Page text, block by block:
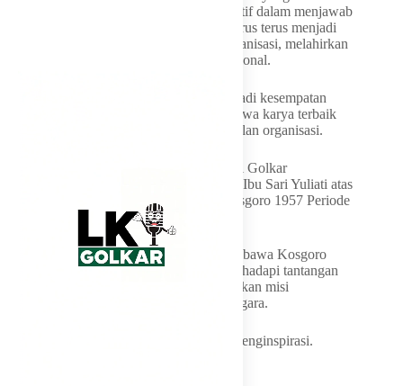
akan semakin memperkuat kapasitas kolektif dalam menjawab
kebutuhan rakyat. Semangat kekaryaan harus terus menjadi
energi yang menggerakkan kerja-kerja organisasi, melahirkan
inovasi, serta memperkokoh persatuan nasional.
Momentum Mubes V Kosgoro 1957 menjadi kesempatan
untuk meneguhkan kembali komitmen bahwa karya terbaik
bagi rakyat adalah ukuran utama keberhasilan organisasi.
Lembaga Komunikasi dan Informasi Partai Golkar
mengucapkan Selamat dan Sukses kepada Ibu Sari Yuliati atas
terpilihnya sebagai Ketua Umum PPK Kosgoro 1957 Periode
Semoga amanah yang diemban dapat membawa Kosgoro
1957 semakin maju, semakin adaptif menghadapi tantangan
zaman, serta semakin kuat dalam menjalankan misi
pengabdian kepada rakyat, bangsa, dan negara.
Terus Berkarya. Terus Mengabdi. Terus Menginspirasi.